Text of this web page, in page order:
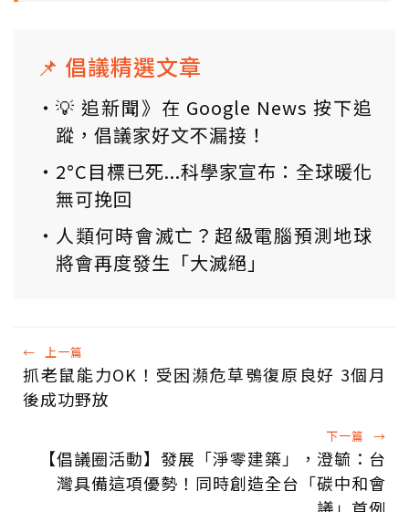
📌 倡議精選文章
💡 追新聞》在 Google News 按下追
蹤，倡議家好文不漏接！
2°C目標已死...科學家宣布：全球暖化
無可挽回
人類何時會滅亡？超級電腦預測地球
將會再度發生「大滅絕」
← 上一篇
抓老鼠能力OK！受困瀕危草鴞復原良好 3個月
後成功野放
下一篇 →
【倡議圈活動】發展「淨零建築」，澄毓：台
灣具備這項優勢！同時創造全台「碳中和會
議」首例